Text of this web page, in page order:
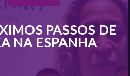
PASSOS DE
NA ESPANHA